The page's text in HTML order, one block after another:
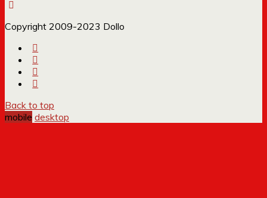
Copyright 2009-2023 Dollo
Back to top
mobile desktop